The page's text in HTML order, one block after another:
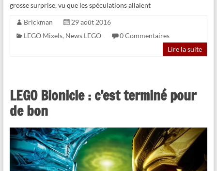
grosse surprise, vu que les spéculations allaient
Brickman
29 août 2016
LEGO Mixels, News LEGO
0 Commentaires
Lire la suite
LEGO Bionicle : c’est terminé pour
de bon